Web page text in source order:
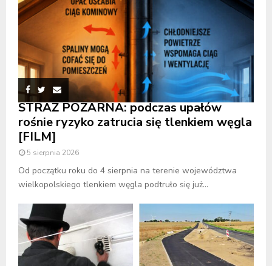
STRAŻ POŻARNA: podczas upałów
rośnie ryzyko zatrucia się tlenkiem węgla
[FILM]
5 sierpnia 2026
Od początku roku do 4 sierpnia na terenie województwa
wielkopolskiego tlenkiem węgla podtruło się już...